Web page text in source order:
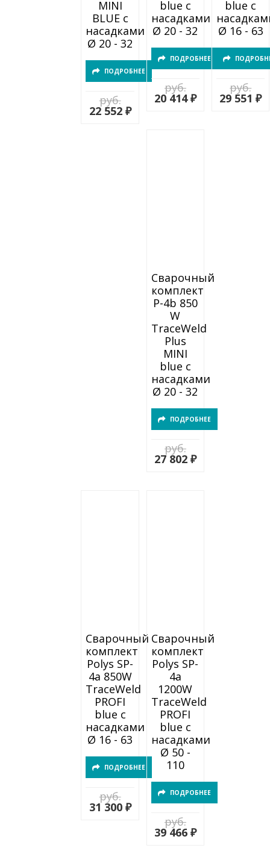
MINI
BLUE с
насадками
Ø 20 - 32
ПОДРОБНЕЕ
руб.
22 552 ₽
blue с
насадками
Ø 20 - 32
ПОДРОБНЕЕ
руб.
20 414 ₽
blue с
Ø 16 - 63
руб.
29 551 ₽
Сварочный
комплект
P-4b 850
W
TraceWeld
Plus
MINI
blue с
насадками
Ø 20 - 32
ПОДРОБНЕЕ
руб.
27 802 ₽
Сварочный
комплект
Polys SP-
4a 850W
TraceWeld
PROFI
blue с
насадками
Ø 16 - 63
ПОДРОБНЕЕ
руб.
31 300 ₽
Сварочный
комплект
Polys SP-
4a
1200W
TraceWeld
PROFI
blue с
насадками
Ø 50 -
110
ПОДРОБНЕЕ
руб.
39 466 ₽